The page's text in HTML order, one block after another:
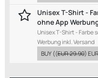
Unisex T-Shirt -
ohne App
Unisex T-Shirt - Farbe
Werbung inkl. Versand
BUY((EUR 29.90)